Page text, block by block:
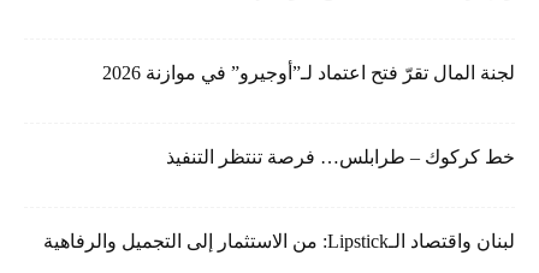
لجنة المال تقرّ فتح اعتماد لـ”أوجيرو” في موازنة 2026
خط كركوك – طرابلس… فرصة تنتظر التنفيذ
لبنان واقتصاد الـLipstick: من الاستثمار إلى التجميل والرفاهية